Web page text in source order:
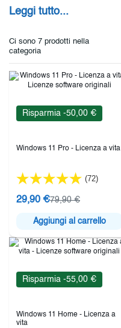
Leggi tutto...
Ci sono 7 prodotti nella
categoria
Risparmia -50,00 €
Windows 11 Pro - Licenza a vita
(72)
29,90 €79,90 €
Aggiungi al carrello
Risparmia -55,00 €
Windows 11 Home - Licenza a
vita